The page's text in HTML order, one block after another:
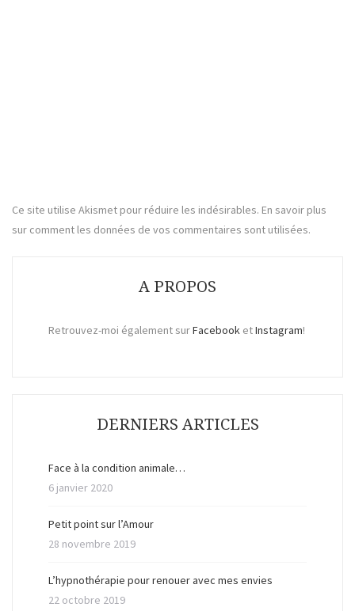
Ce site utilise Akismet pour réduire les indésirables. En savoir plus
sur comment les données de vos commentaires sont utilisées.
A PROPOS
Retrouvez-moi également surFacebook etInstagram!
DERNIERS ARTICLES
Face à la condition animale…
6 janvier 2020
Petit point sur l’Amour
28 novembre 2019
L’hypnothérapie pour renouer avec mes envies
22 octobre 2019